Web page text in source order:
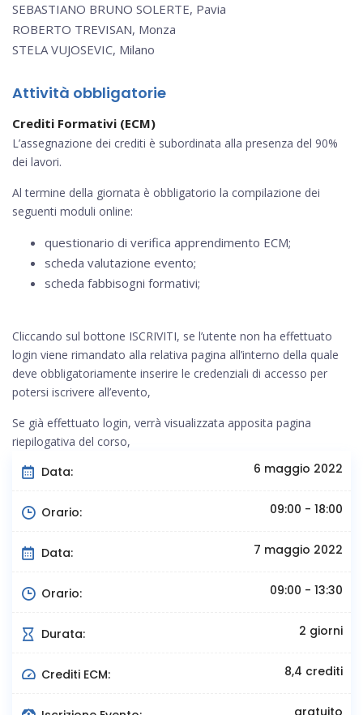
SEBASTIANO BRUNO SOLERTE, Pavia
ROBERTO TREVISAN, Monza
STELA VUJOSEVIC, Milano
Attività obbligatorie
Crediti Formativi (ECM)
L’assegnazione dei crediti è subordinata alla presenza del 90%
dei lavori.
Al termine della giornata è obbligatorio la compilazione dei
seguenti moduli online:
questionario di verifica apprendimento ECM;
scheda valutazione evento;
scheda fabbisogni formativi;
Cliccando sul bottone ISCRIVITI, se l’utente non ha effettuato
login viene rimandato alla relativa pagina all’interno della quale
deve obbligatoriamente inserire le credenziali di accesso per
potersi iscrivere all’evento,
Se già effettuato login, verrà visualizzata apposita pagina
riepilogativa del corso,
Data: 6 maggio 2022
Orario: 09:00 - 18:00
Data: 7 maggio 2022
Orario: 09:00 - 13:30
Durata: 2 giorni
Crediti ECM: 8,4 crediti
gratuito